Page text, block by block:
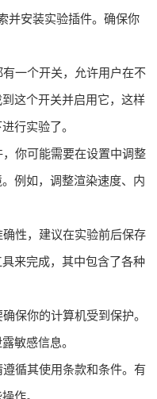
并安装实验插件。确保你
一个开关，允许用户在不
这个开关并启用它，这样
行实验了。
你可能需要在设置中调整
例如，调整渲染速度、内
性，建议在实验前后保存
来完成，其中包含了各种
保你的计算机受到保护。
敏感信息。
循其使用条款和条件。有
作。